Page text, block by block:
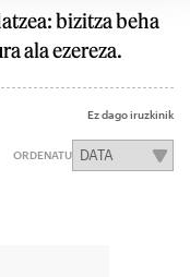
bizitza beha
ala ezereza.
Ez dago iruzkinik
ORDENATU